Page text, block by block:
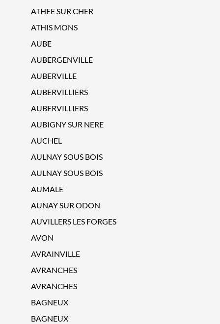
ATHEE SUR CHER
ATHIS MONS
AUBE
AUBERGENVILLE
AUBERVILLE
AUBERVILLIERS
AUBERVILLIERS
AUBIGNY SUR NERE
AUCHEL
AULNAY SOUS BOIS
AULNAY SOUS BOIS
AUMALE
AUNAY SUR ODON
AUVILLERS LES FORGES
AVON
AVRAINVILLE
AVRANCHES
AVRANCHES
BAGNEUX
BAGNEUX